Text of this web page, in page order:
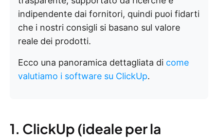
indipendente dai fornitori, quindi puoi fidarti
che i nostri consigli si basano sul valore
reale dei prodotti.
Ecco una panoramica dettagliata di come
valutiamo i software su ClickUp.
1. ClickUp (ideale per la